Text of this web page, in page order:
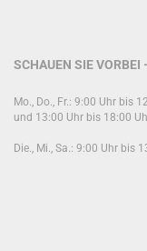
SCHAUEN SIE VORBEI
Mo., Do., Fr.: 9:00 Uhr bis
und 13:00 Uhr bis 18:00
Die., Mi., Sa.: 9:00 Uhr bis